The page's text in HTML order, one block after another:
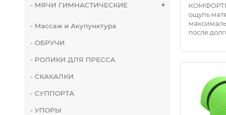
- МЯЧИ ГИМНАСТИЧЕСКИЕ +
- Массаж и Акупунктура
- ОБРУЧИ
- РОЛИКИ ДЛЯ ПРЕССА
- СКАКАЛКИ
- СУППОРТА
- УПОРЫ
ощупь
после